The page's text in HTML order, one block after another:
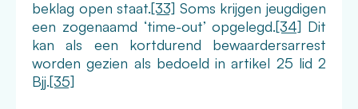
beklag open staat.[33] Soms krijgen jeugdigen
een zogenaamd ‘time-out’ opgelegd.[34] Dit
kan als een kortdurend bewaardersarrest
worden gezien als bedoeld in artikel 25 lid 2
Bjj.[35]